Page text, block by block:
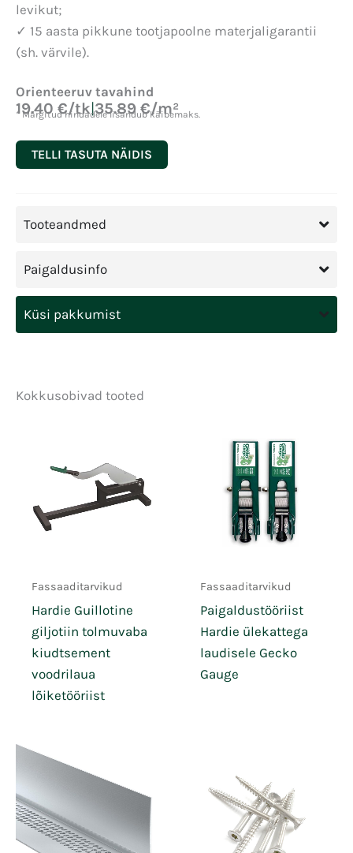
levikut;
✓ 15 aasta pikkune tootjapoolne materjaligarantii
(sh. värvile).
Orienteeruv tavahind
19.40 €/tk|35.89 €/m²
* Märgitud hindadele lisandub käibemaks.
TELLI TASUTA NÄIDIS
Tooteandmed
Paigaldusinfo
Küsi pakkumist
Kokkusobivad tooted
Fassaaditarvikud
Hardie Guillotine
giljotiin tolmuvaba
kiudtsement
voodrilaua
lõiketööriist
Fassaaditarvikud
Paigaldustööriist
Hardie ülekattega
laudisele Gecko
Gauge